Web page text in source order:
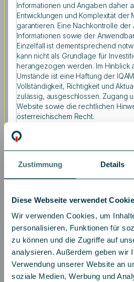
Zustimmung Details
Diese Webseite verwendet
Wir verwenden Cookies, um
personalisieren, Funktionen für
zu können und die Zugriffe auf
analysieren. Außerdem geben wir
Verwendung unserer Website an
soziale Medien, Werbung und
Trockenheit, Überflutungen und
Einführung von CO2-Abgaben,
Vorgaben – viele Unternehmen
und indirekt ausgesetzt. Univ.-
Wissenschaftliche Leitung, IQAM
Professor of Finance, Institut für
Managementwissenschaften, TU
Wien zeigt, wie Künstliche
Wirtschaftsnachrichten das
einzelner Firmen herauszufiltern.
macht es uns möglich, große
analysieren und so aus Millionen
sehr präzise firmenspezifische
erkennen. Märkte preisen diese
Anzeichen, dass wir uns in einem
dem die Risikoprämien von
hochkarätigen Vortragenden
Frau Prof. Dr. Köppl-Turyna und
sehr interessante Einblicke
Steinberger abschließend.
Informationen und Angaben daher
Entwicklungen und Komplexität der
garantieren. Eine Nachkontrolle der
Informationen sowie der
Einzelfall ist dementsprechend
kann nicht als Grundlage für
herangezogen werden. Im Hinblick
Umstände ist eine Haftung der
Vollständigkeit, Richtigkeit und
zulässig, ausgeschlossen. Zugang
Website sowie die rechtlichen
österreichischem Recht.
Aus Gründen der einfacheren
gesamten Website auf die
Differenzierung verzichtet.
im Sinne der Gleichbehandlung
Datenschutz.